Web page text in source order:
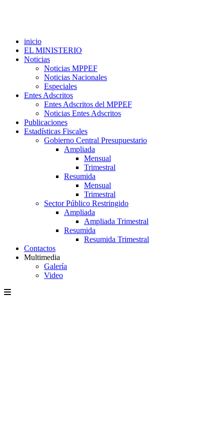
inicio
EL MINISTERIO
Noticias
Noticias MPPEF
Noticias Nacionales
Especiales
Entes Adscritos
Entes Adscritos del MPPEF
Noticias Entes Adscritos
Publicaciones
Estadísticas Fiscales
Gobierno Central Presupuestario
Ampliada
Mensual
Trimestral
Resumida
Mensual
Trimestral
Sector Público Restringido
Ampliada
Ampliada Trimestral
Resumida
Resumida Trimestral
Contactos
Multimedia
Galería
Video